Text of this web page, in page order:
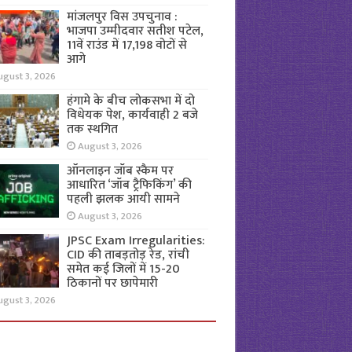
मांजलपुर विस उपचुनाव :
भाजपा उम्मीदवार सतीश पटेल,
11वें राउंड में 17,198 वोटों से
आगे
3, 2026
हंगामे के बीच लोकसभा में दो
विधेयक पेश, कार्यवाही 2 बजे
तक स्थगित
August 3, 2026
ऑनलाइन जॉब स्कैम पर
आधारित ‘जॉब ट्रैफिकिंग’ की
पहली झलक आयी सामने
August 3, 2026
JPSC Exam Irregularities:
CID की ताबड़तोड़ रेड, रांची
समेत कई जिलों में 15-20
ठिकानों पर छापेमारी
3, 2026